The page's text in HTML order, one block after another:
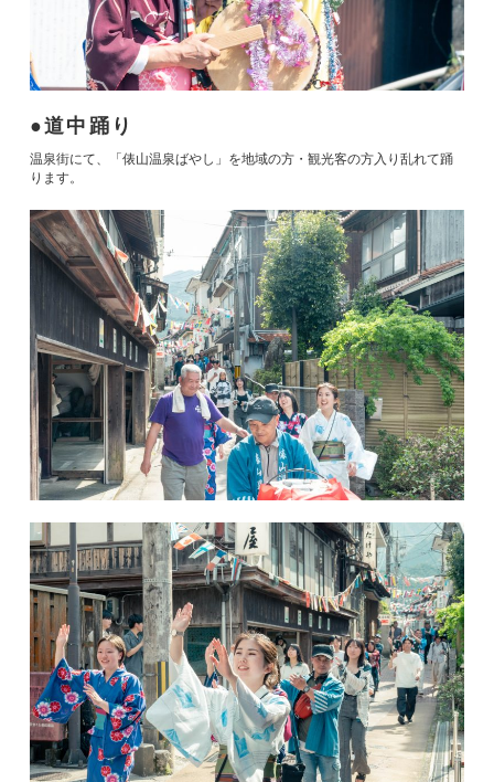
道中踊り
温泉街にて、「俵山温泉ばやし」を地域の方・観光客の方入り乱れて踊
ります。